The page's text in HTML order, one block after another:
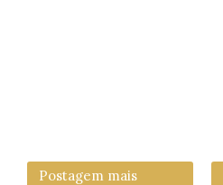
Postagem mais